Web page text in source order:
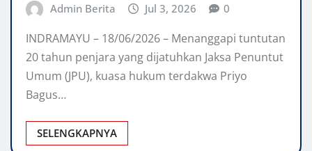
Admin Berita Jul 3, 2026 0
INDRAMAYU – 18/06/2026 – Menanggapi tuntutan
20 tahun penjara yang dijatuhkan Jaksa Penuntut
Umum (JPU), kuasa hukum terdakwa Priyo
Bagus…
SELENGKAPNYA